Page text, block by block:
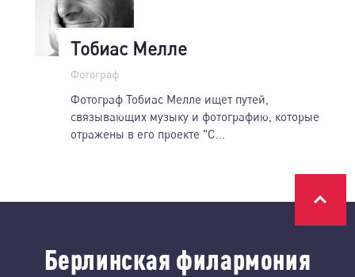
Тобиас Мелле
Фотограф
Фотограф Тобиас Мелле ищет путей,
связывающих музыку и фотографию, которые
отражены в его проекте "С...
Берлинская филармония